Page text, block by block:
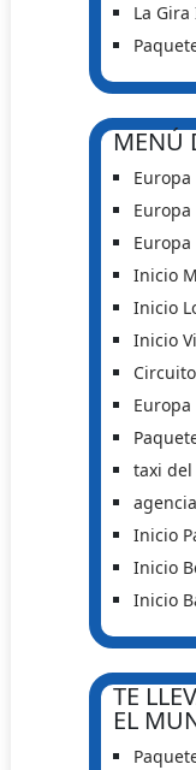
La
MENÚ
Europa
Inicio
Inicio
Inicio
Europa
taxi
Inicio
Inicio
Inicio
TE
EL